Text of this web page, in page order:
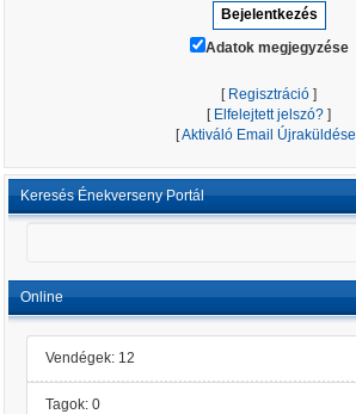
Adatok megjegyzése
[ Regisztráció ]
[ Elfelejtett jelszó? ]
[Aktiváló Email Újraküldése
Keresés Énekverseny Portál
Online
Vendégek: 12
Tagok: 0